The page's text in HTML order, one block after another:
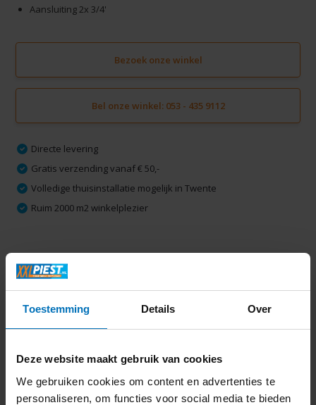
Toestemming Details Over
Deze website maakt gebruik van cookies
We gebruiken cookies om content en advertenties te
personaliseren, om functies voor social media te bieden
Aansluiting 2x 3/4'
Bezoek onze winkel
Bel onze winkel: 053 - 435 9112
Directe levering
Gratis verzending vanaf € 50,-
Volledige thuisinstallatie mogelijk in Twente
Ruim 2000 m2 winkelplezier
Productomschrijving
Specificaties
Delen